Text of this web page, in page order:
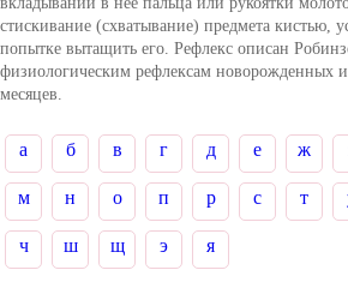
стискивание (схватывание) предмета кистью,
попытке вытащить его. Рефлекс описан
физиологическим рефлексам новорожденных и
месяцев.
а б в г д е ж
м н о п р с т
ч ш щ э я